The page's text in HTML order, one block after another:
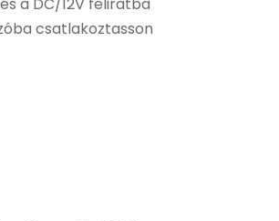
a DC/12V feliratba
csatlakoztasson